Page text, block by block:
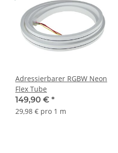
Adressierbarer RGBW Neon
Flex Tube
149,90 € *
29,98 € pro 1 m